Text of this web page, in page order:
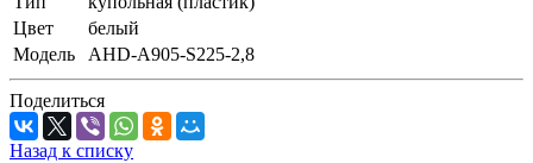
Цвет
белый
Модель
AHD-A905-S225-2,8
Поделиться
Назад к списку